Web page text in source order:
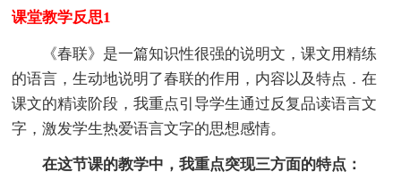
课堂教学反思1
《春联》是一篇知识性很强的说明文，课文用精练
的语言，生动地说明了春联的作用，内容以及特点．在
课文的精读阶段，我重点引导学生通过反复品读语言文
字，激发学生热爱语言文字的思想感情。
在这节课的教学中，我重点突现三方面的特点：